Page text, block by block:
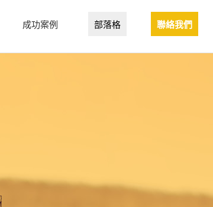
成功案例 部落格 聯絡我們